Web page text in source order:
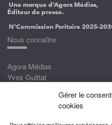
Gérer le
cookies
Une marque d’Agora Médias,
Éditeur de presse.
N°Commission Paritaire 2025-
Nous connaître
Agora Médias
Yves Guittat
Devenez correspondant